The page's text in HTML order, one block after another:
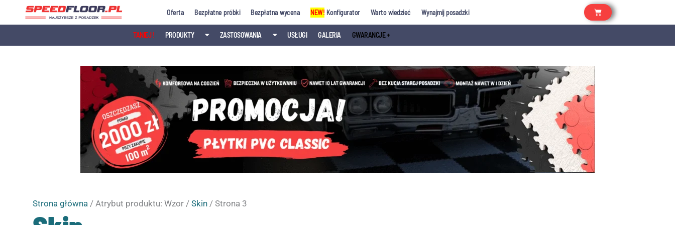
Przejdź
treści
Oferta Bezpłatne próbki Bezpłatna wycena NEW! Konfigurator Warto wiedzieć Wynajmij posadzki
TANIEJ ! PRODUKTY ⏷ ZASTOSOWANIA ⏷ USŁUGI GALERIA GWARANCJE +
Strona główna / Atrybut produktu: Wzor / Skin / Strona 3